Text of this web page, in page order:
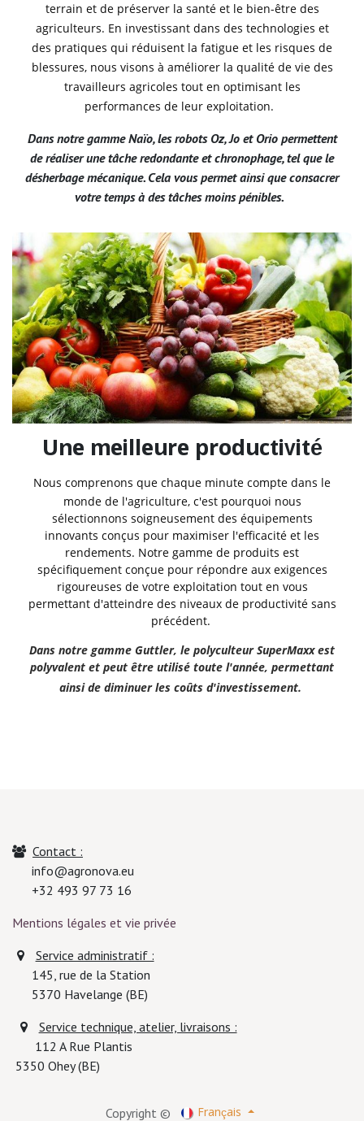
terrain et de préserver la santé et le bien-être des
agriculteurs. En investissant dans des technologies et
des pratiques qui réduisent la fatigue et les risques de
blessures, nous visons à améliorer la qualité de vie des
travailleurs agricoles tout en optimisant les
performances de leur exploitation.
Dans notre gamme Naïo, les robots Oz, Jo et Orio permettent
de réaliser une tâche redondante et chronophage, tel que le
désherbage mécanique. Cela vous permet ainsi que consacrer
votre temps à des tâches moins pénibles.
Une meilleure productivité
Nous comprenons que chaque minute compte dans le
monde de l'agriculture, c'est pourquoi nous
sélectionnons soigneusement des équipements
innovants conçus pour maximiser l'efficacité et les
rendements. Notre gamme de produits est
spécifiquement conçue pour répondre aux exigences
rigoureuses de votre exploitation tout en vous
permettant d'atteindre des niveaux de productivité sans
précédent.
Dans notre gamme Guttler, le polyculteur SuperMaxx est
polyvalent et peut être utilisé toute l'année, permettant
ainsi de diminuer les coûts d'investissement.
Contact :
info@agronova.eu
+32 493 97 73 16
Mentions légales et vie privée
Service administratif :
145, rue de la Station
5370 Havelange (BE)
Service technique, atelier, livraisons :
112 A Rue Plantis
5350 Ohey (BE)
Copyright © Français